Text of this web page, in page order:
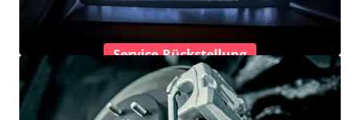
Service-Rückstellung